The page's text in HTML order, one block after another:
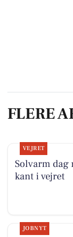
FLERE
VEJRET
Solvarm dag
kant i vejret
JOBNYT